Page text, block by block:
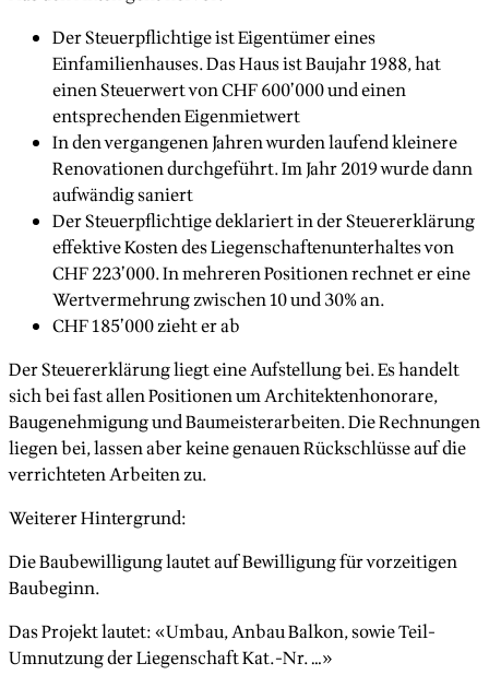
Der Steuerpflichtige ist Eigentümer eines
Einfamilienhauses. Das Haus ist Baujahr 1988, hat
einen Steuerwert von CHF 600’000 und einen
entsprechenden Eigenmietwert
In den vergangenen Jahren wurden laufend kleinere
Renovationen durchgeführt. Im Jahr 2019 wurde dann
aufwändig saniert
Der Steuerpflichtige deklariert in der Steuererklärung
effektive Kosten des Liegenschaftenunterhaltes von
CHF 223’000. In mehreren Positionen rechnet er eine
Wertvermehrung zwischen 10 und 30% an.
CHF 185’000 zieht er ab
Der Steuererklärung liegt eine Aufstellung bei. Es handelt
sich bei fast allen Positionen um Architektenhonorare,
Baugenehmigung und Baumeisterarbeiten. Die Rechnungen
liegen bei, lassen aber keine genauen Rückschlüsse auf die
verrichteten Arbeiten zu.
Weiterer Hintergrund:
Die Baubewilligung lautet auf Bewilligung für vorzeitigen
Baubeginn.
Das Projekt lautet: «Umbau, Anbau Balkon, sowie Teil-
Umnutzung der Liegenschaft Kat.-Nr. …»